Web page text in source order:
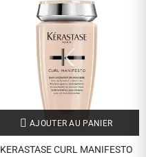
AJOUTER AU PANIER
KERASTASE CURL MANIFESTO